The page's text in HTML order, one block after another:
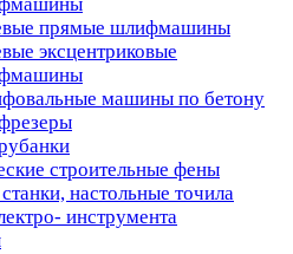
прямые шлифмашины
эксцентриковые
машины по бетону
строительные фены
настольные точила
инструмента